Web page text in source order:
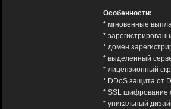
Особенности:
* мгновенные
*
* домен
* выделенный
* лицензионный
* DDoS защита от
* SSL шифрование
* уникальный